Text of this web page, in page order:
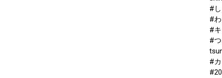
#
#
#
#
#